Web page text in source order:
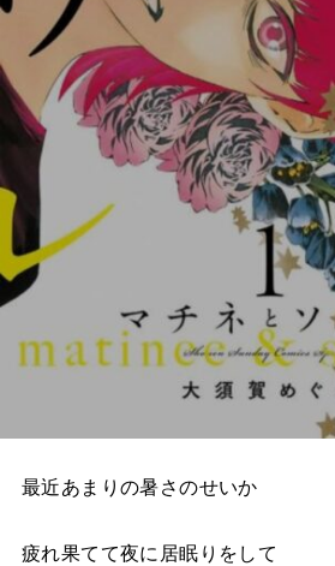
最近あまりの暑さのせいか
疲れ果てて夜に居眠りをして